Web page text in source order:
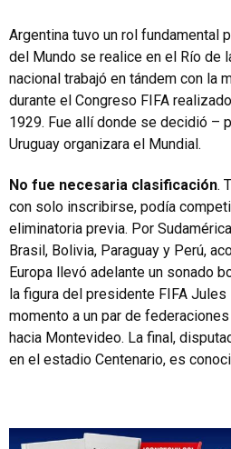
Argentina tuvo un rol fundamental
del Mundo se realice en el Río de
nacional trabajó en tándem con la
durante el Congreso FIFA
1929. Fue allí donde se decidió –
Uruguay organizara el Mundial.
No fue necesaria clasificación.
con solo inscribirse, podía
eliminatoria previa. Por
Brasil, Bolivia, Paraguay y Perú,
Europa llevó adelante un sonado
la figura del presidente FIFA
momento a un par de
hacia Montevideo. La final,
en el estadio Centenario, es